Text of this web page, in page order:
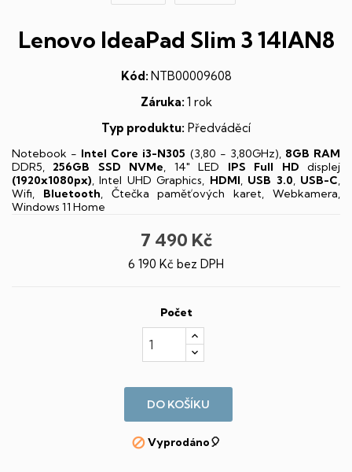
Lenovo IdeaPad Slim 3 14IAN8
Kód: NTB00009608
Záruka: 1 rok
Typ produktu: Předváděcí
Notebook - Intel Core i3-N305 (3,80 - 3,80GHz), 8GB RAM
DDR5, 256GB SSD NVMe, 14" LED IPS Full HD displej
(1920x1080px), Intel UHD Graphics, HDMI, USB 3.0, USB-C,
Wifi, Bluetooth, Čtečka paměťových karet, Webkamera,
Windows 11 Home
7 490 Kč
6 190 Kč bez DPH
Počet
DO KOŠÍKU
Vyprodáno🎈